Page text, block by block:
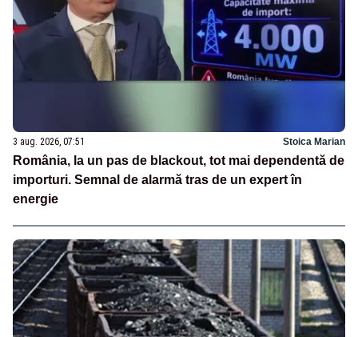
3 aug. 2026, 07:51 Stoica Marian
România, la un pas de blackout, tot mai dependentă de
importuri. Semnal de alarmă tras de un expert în
energie